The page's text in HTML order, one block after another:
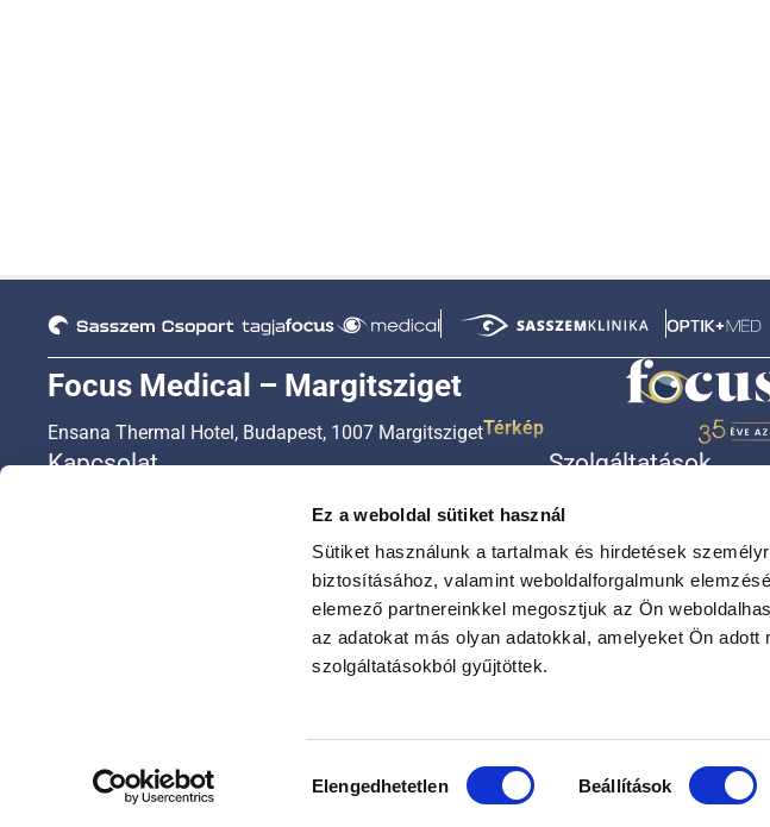
Ez a weboldal sütiket használ
Sütiket használunk a tartalmak és hirdetések
biztosításához, valamint weboldalforgalmunk
elemező partnereinkkel megosztjuk az Ön
az adatokat más olyan adatokkal, amelyeket Ön
szolgáltatásokból gyűjtöttek.
kiválasztása
Elengedhetetlen Beállítások
Focus Medical – Margitsziget
Ensana Thermal Hotel, Budapest, 1007 MargitszigetTérkép
Kapcsolat
ugyfelszolgalat@focusmed.hu
Szolgáltatások
Lézeres szemműtét (40-65
Szürkehályog
Látásjavító lencseműtét
Egyéb kezelések
© Focus Medical minden jog fenntartva